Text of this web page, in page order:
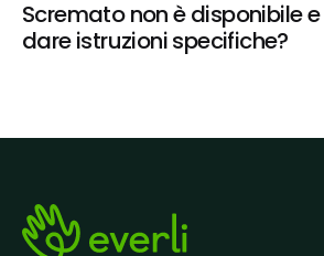
Scremato non è disponibile
dare istruzioni specifiche?